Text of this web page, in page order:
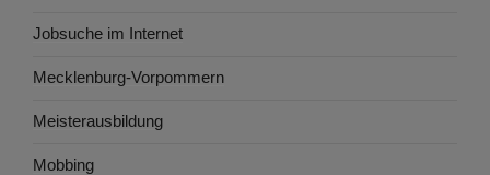
Jobsuche im Internet
Mecklenburg-Vorpommern
Meisterausbildung
Mobbing